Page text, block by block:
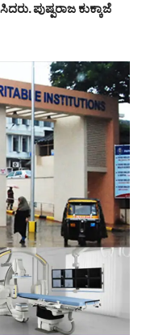
ಪುಷ್ಪರಾಜ ಕುಕ್ಕಾಜೆ